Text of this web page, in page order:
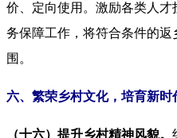
价、定向使用。激励各类人
务保障工作，将符合条件的
围。
六、繁荣乡村文化，培育新时
（十六）提升乡村精神风貌。